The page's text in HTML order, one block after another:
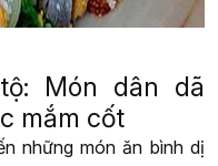
Món dân dã
mắm cốt
những món ăn bình dị